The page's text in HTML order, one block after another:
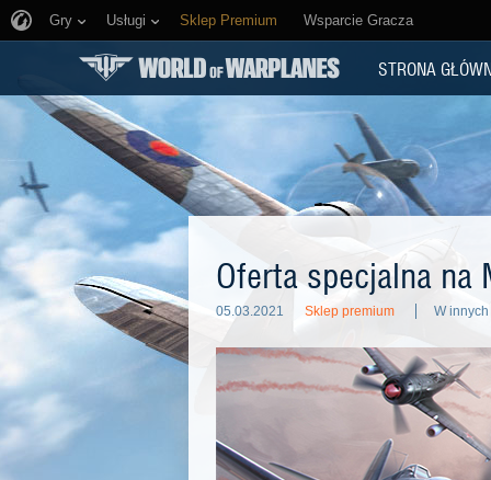
Gry Usługi Sklep Premium Wsparcie Gracza
STRONA
Oferta specjalna na
05.03.2021 Sklep premium W